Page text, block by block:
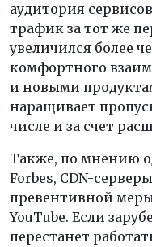
аудитория
трафик за тот же
увеличился более
комфортного
и новыми
наращивает
числе и за счет
Также, по мнению
Forbes, CDN-
превентивной
YouTube. Если
перестанет